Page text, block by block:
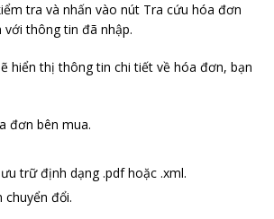
tra và nhấn vào nút Tra cứu hóa đơn
thông tin đã nhập.
hiển thị thông tin chi tiết về hóa đơn, bạn
đơn bên mua.
trữ định dạng .pdf hoặc .xml.
chuyển đổi.